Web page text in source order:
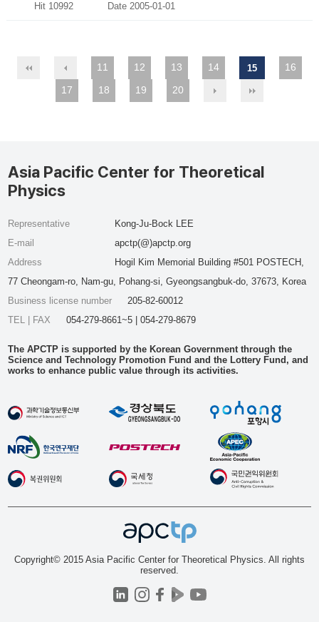
Hit 10992
Date 2005-01-01
11 12 13 14 15
16
17
18 19 20
Asia Pacific Center for Theoretical
Physics
Representative
Kong-Ju-Bock LEE
E-mail
apctp(@)apctp.org
Address
Hogil Kim Memorial Building #501 POSTECH,
77 Cheongam-ro, Nam-gu, Pohang-si, Gyeongsangbuk-do, 37673, Korea
Business license number
205-82-60012
TEL | FAX
054-279-8661~5 | 054-279-8679
The APCTP is supported by the Korean Government through the
Science and Technology Promotion Fund and the Lottery Fund, and
works to enhance public value through its activities.
Copyright© 2015 Asia Pacific Center for Theoretical Physics. All rights
reserved.